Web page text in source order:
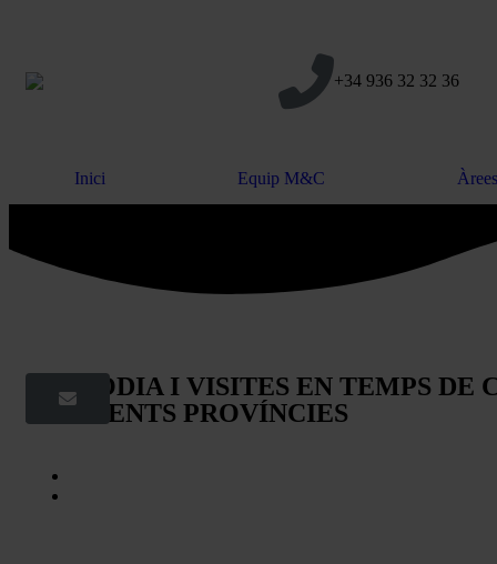
+34 936 32 32 36
Inici Equip M&C
CUSTÒDIA I VISITES EN TEMPS DE
DIFERENTS PROVÍNCIES